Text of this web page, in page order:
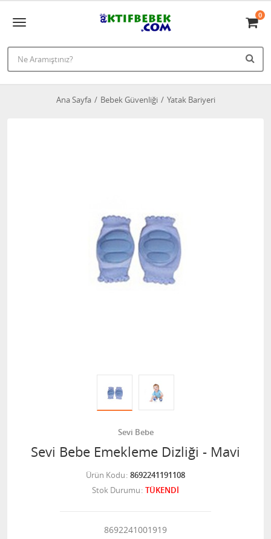
0
Ana Sayfa Bebek Güvenliği Yatak Bariyeri
Sevi Bebe
Sevi Bebe Emekleme Dizliği - Mavi
Ürün Kodu 8692241191108
Stok Durumu TÜKENDİ
8692241001919